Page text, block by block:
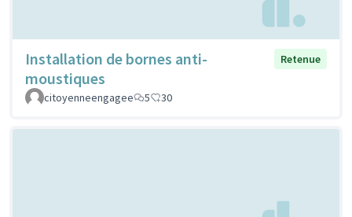
Installation de bornes anti-
moustiques
Retenue
citoyenneengagee 5 30